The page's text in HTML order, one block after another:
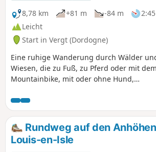
8,78 km
+81 m -84 m
Leicht
Start in Vergt (Dordogne)
Eine ruhige Wanderung durch Wälder
Wiesen, die zu Fuß, zu Pferd oder mit dem
Mountainbike, mit oder ohne Hund,
Rundweg auf den
Louis-en-Isle